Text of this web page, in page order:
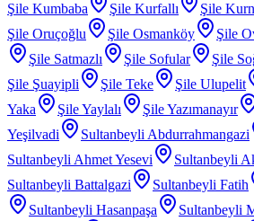
Şile Kumbaba
Şile Kurfallı Şile
Şile Oruçoğlu
Şile Osmanköy Şile
Şile Satmazlı
Şile Sofular Şile
Şile Şuayipli
Şile Teke Şile Ulupelit
Yaka
Şile Yaylalı Şile Yazımanayır
Yeşilvadi
Sultanbeyli Abdurrahmangazi
Sultanbeyli Ahmet Yesevi
Sultanbeyli
Sultanbeyli Battalgazi
Sultanbeyli Fatih
Sultanbeyli Hasanpaşa
Sultanbeyli